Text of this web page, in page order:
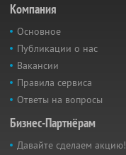
Компания
Основное
Публикации о нас
Вакансии
Правила сервиса
Ответы на вопросы
Бизнес-Партнёрам
Давайте сделаем акцию!